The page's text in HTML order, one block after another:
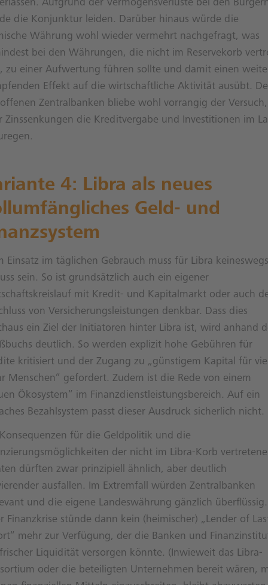
Aufgrund der Vermögensverluste bei den
die Konjunktur leiden. Darüber hinaus würde die
Währung wohl wieder vermehrt nachgefragt, was
bei den Währungen, die nicht im Reservekorb
zu einer Aufwertung führen sollte und damit einen
Effekt auf die wirtschaftliche Aktivität ausübt.
Zentralbanken bliebe wohl vorrangig der Versuch,
Zinssenkungen die Kreditvergabe und Investitionen im
4: Libra als neues
Geld- und
Einsatz im täglichen Gebrauch muss für Libra keineswegs
sein. So ist grundsätzlich auch ein eigener
mit Kredit- und Kapitalmarkt oder auch
von Versicherungsleistungen denkbar. Dass dies
ein Ziel der Initiatoren hinter Libra ist, wird anhand
deutlich. So werden explizit hohe Gebühren für
kritisiert und der Zugang zu „günstigem Kapital für
Menschen“ gefordert. Zudem ist die Rede von einem
Ökosystem“ im Finanzdienstleistungsbereich. Auf ein
Bezahlsystem passt dieser Ausdruck sicherlich nicht.
für die Geldpolitik und die
der nicht im Libra-Korb
dürften zwar prinzipiell ähnlich, aber deutlich
ausfallen. Im Extremfall würden Zentralbanken
und die eigene Landeswährung gänzlich
Finanzkrise stünde dann kein (heimischer) „Lender of
mehr zur Verfügung, der die Banken und
Liquidität versorgen könnte. (Inwieweit das Libra-
oder die beteiligten Unternehmen bereit wären,